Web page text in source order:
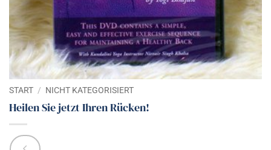
START / NICHT KATEGORISIERT
Heilen Sie jetzt Ihren Rücken!